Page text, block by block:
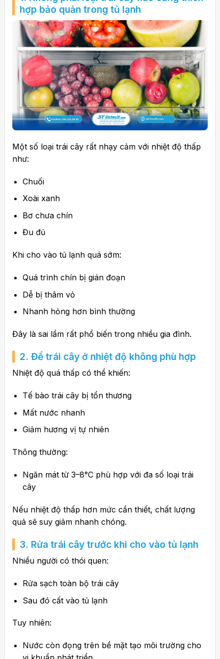
hợp bảo quản trong tủ lạnh
Một số loại trái cây rất nhạy cảm với nhiệt độ thấp
như:
Chuối
Xoài xanh
Bơ chưa chín
Đu đủ
Khi cho vào tủ lạnh quá sớm:
Quá trình chín bị gián đoạn
Dễ bị thâm vỏ
Nhanh hỏng hơn bình thường
Đây là sai lầm rất phổ biến trong nhiều gia đình.
2. Để trái cây ở nhiệt độ không phù hợp
Nhiệt độ quá thấp có thể khiến:
Tế bào trái cây bị tổn thương
Mất nước nhanh
Giảm hương vị tự nhiên
Thông thường:
Ngăn mát từ 3–8°C phù hợp với đa số loại trái
cây
Nếu nhiệt độ thấp hơn mức cần thiết, chất lượng
quả sẽ suy giảm nhanh chóng.
3. Rửa trái cây trước khi cho vào tủ lạnh
Nhiều người có thói quen:
Rửa sạch toàn bộ trái cây
Sau đó cất vào tủ lạnh
Tuy nhiên:
Nước còn đọng trên bề mặt tạo môi trường cho